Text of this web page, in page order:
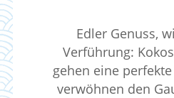
Edler Genuss,
Verführung:
gehen eine
verwöhnen den